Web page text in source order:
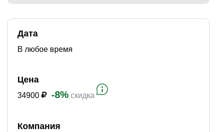
Дата
В любое время
Цена
34900 -8% скидка
Компания